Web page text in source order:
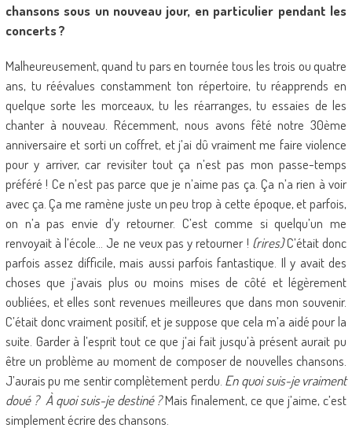
chansons sous un nouveau jour, en particulier pendant les
concerts ?
Malheureusement, quand tu pars en tournée tous les trois ou quatre
ans, tu réévalues constamment ton répertoire, tu réapprends en
quelque sorte les morceaux, tu les réarranges, tu essaies de les
chanter à nouveau. Récemment, nous avons fêté notre 30ème
anniversaire et sorti un coffret, et j’ai dû vraiment me faire violence
pour y arriver, car revisiter tout ça n’est pas mon passe-temps
préféré ! Ce n’est pas parce que je n’aime pas ça. Ça n’a rien à voir
avec ça. Ça me ramène juste un peu trop à cette époque, et parfois,
on n’a pas envie d’y retourner. C’est comme si quelqu’un me
renvoyait à l’école… Je ne veux pas y retourner ! (rires)C’était donc
parfois assez difficile, mais aussi parfois fantastique. Il y avait des
choses que j’avais plus ou moins mises de côté et légèrement
oubliées, et elles sont revenues meilleures que dans mon souvenir.
C’était donc vraiment positif, et je suppose que cela m’a aidé pour la
suite. Garder à l’esprit tout ce que j’ai fait jusqu’à présent aurait pu
être un problème au moment de composer de nouvelles chansons.
J’aurais pu me sentir complètement perdu. En quoi suis-je vraiment
doué ? À quoi suis-je destiné ?Mais finalement, ce que j’aime, c’est
simplement écrire des chansons.